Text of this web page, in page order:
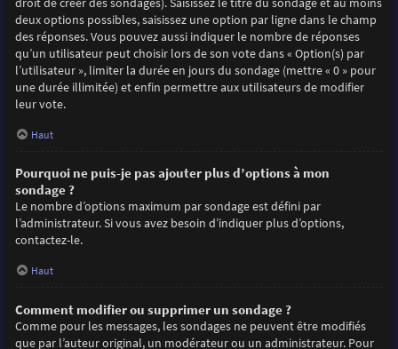
deux options possibles, saisissez une option par ligne dans le champ
des réponses. Vous pouvez aussi indiquer le nombre de réponses
qu’un utilisateur peut choisir lors de son vote dans « Option(s) par
l’utilisateur », limiter la durée en jours du sondage (mettre « 0 » pour
une durée illimitée) et enfin permettre aux utilisateurs de modifier
leur vote.
Haut
Pourquoi ne puis-je pas ajouter plus d’options à mon
sondage ?
Le nombre d’options maximum par sondage est défini par
l’administrateur. Si vous avez besoin d’indiquer plus d’options,
contactez-le.
Haut
Comment modifier ou supprimer un sondage ?
Comme pour les messages, les sondages ne peuvent être modifiés
que par l’auteur original, un modérateur ou un administrateur. Pour